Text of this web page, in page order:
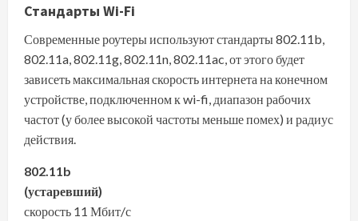
Стандарты Wi-Fi
Современные роутеры используют стандарты 802.11b,
802.11a, 802.11g, 802.11n, 802.11ac, от этого будет
зависеть максимальная скорость интернета на конечном
устройстве, подключенном к wi-fi, диапазон рабочих
частот (у более высокой частоты меньше помех) и радиус
действия.
802.11b
(устаревший)
скорость 11 Мбит/с